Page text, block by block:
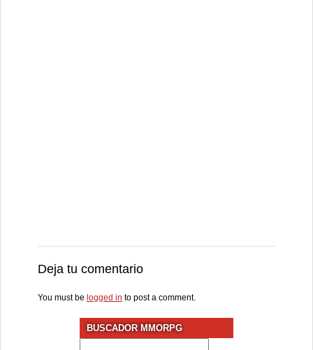
Deja tu comentario
You must be logged in to post a comment.
BUSCADOR MMORPG